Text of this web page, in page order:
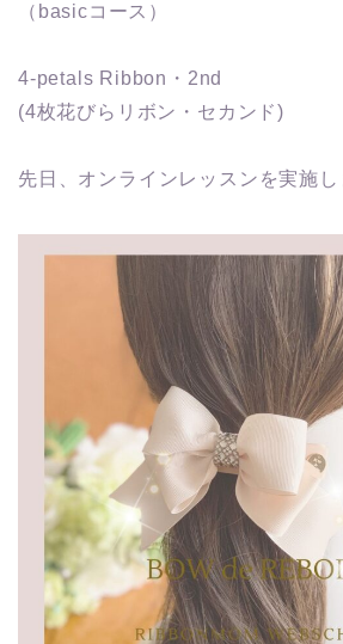
（basicコース）
4-petals Ribbon・2nd
(4枚花びらリボン・セカンド)
先日、オンラインレッスンを実施し